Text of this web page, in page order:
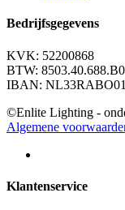
Bedrijfsgegevens
KVK: 52200868
BTW:
IBAN:
©Enlite Lighting -
Algemene
Klantenservice